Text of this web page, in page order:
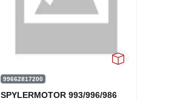
99662817200
SPYLERMOTOR 993/996/986